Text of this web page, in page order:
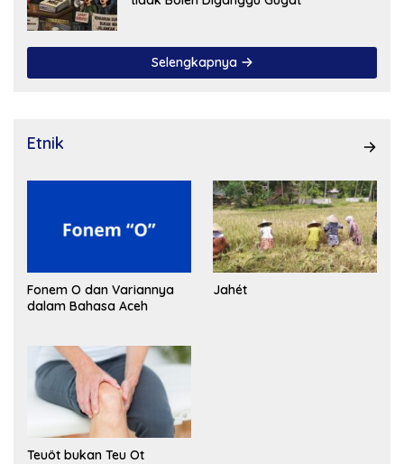
Selengkapnya
Etnik
Fonem O dan Variannya
dalam Bahasa Aceh
Jahét
Teuöt bukan Teu Ot